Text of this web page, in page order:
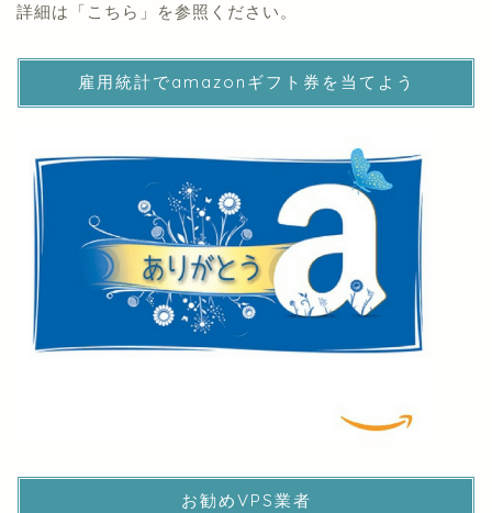
詳細は「 こちら 」を参照ください。
雇用統計でamazonギフト券を当てよう
お勧めVPS業者